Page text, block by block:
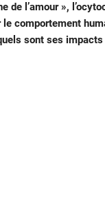
de l ’amour»,
le comportement
sont ses